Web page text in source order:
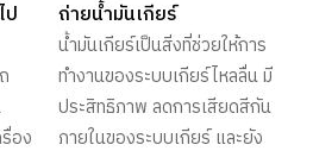
ป
อง
ถ่ายน้ำมันเกียร์
น้ำมันเกียร์เป็นสิ่งที่ช่วยให้การ
ทำงานของระบบเกียร์ไหลลื่น มี
ประสิทธิภาพ ลดการเสียดสีกัน
ภายในของระบบเกียร์ และยัง